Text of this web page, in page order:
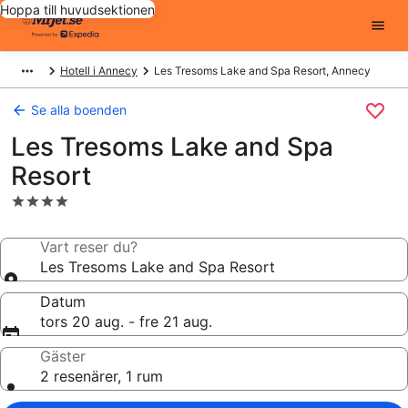
Hoppa till huvudsektionen
Hotell i Annecy Les Tresoms Lake and Spa Resort, Annecy
Se alla boenden
Les Tresoms Lake and Spa
Resort
4.0-
boendeVart reser du?
Les Tresoms Lake and Spa Resort
Datum
tors 20 aug. - fre 21 aug.
Gäster
2 resenärer, 1 rum